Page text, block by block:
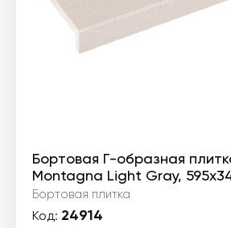
Бортовая Г-образная
Montagna Light Gray,
Бортовая плитка
Код: 24914